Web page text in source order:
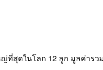
ญ่ที่สุดในโลก 12 ลูก มูลค่าร